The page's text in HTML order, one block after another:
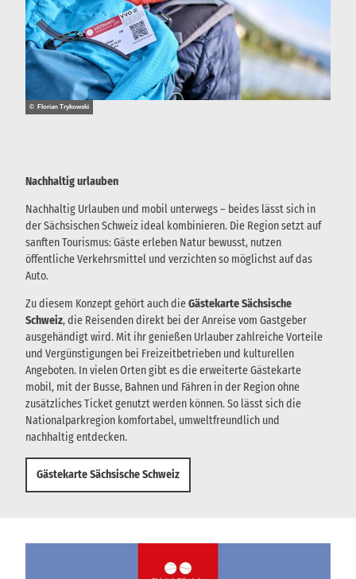
© Florian Trykowski
Nachhaltig urlauben
Nachhaltig Urlauben und mobil unterwegs – beides lässt sich in
der Sächsischen Schweiz ideal kombinieren. Die Region setzt auf
sanften Tourismus: Gäste erleben Natur bewusst, nutzen
öffentliche Verkehrsmittel und verzichten so möglichst auf das
Auto.
Zu diesem Konzept gehört auch dieGästekarte Sächsische
Schweiz, die Reisenden direkt bei der Anreise vom Gastgeber
ausgehändigt wird. Mit ihr genießen Urlauber zahlreiche Vorteile
und Vergünstigungen bei Freizeitbetrieben und kulturellen
Angeboten. In vielen Orten gibt es die erweiterte Gästekarte
mobil, mit der Busse, Bahnen und Fähren in der Region ohne
zusätzliches Ticket genutzt werden können. So lässt sich die
Nationalparkregion komfortabel, umweltfreundlich und
nachhaltig entdecken.
Gästekarte Sächsische Schweiz